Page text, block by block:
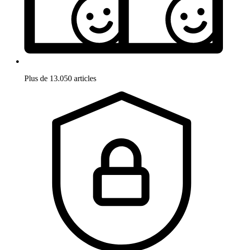
Plus de 13.050 articles